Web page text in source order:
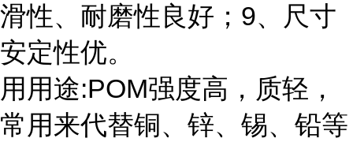
滑性、耐磨性良好；9、尺寸
安定性优。
用用途:POM强度高，质轻，
常用来代替铜、锌、锡、铅等